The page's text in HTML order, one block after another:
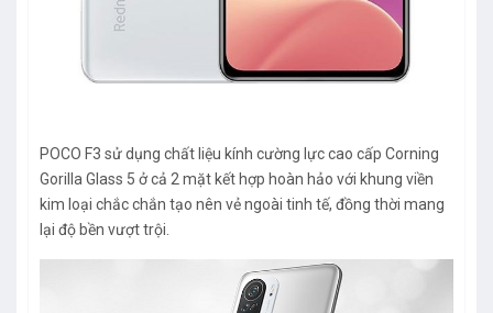
POCO F3 sử dụng chất liệu kính cường lực cao cấp Corning
Gorilla Glass 5 ở cả 2 mặt kết hợp hoàn hảo với khung viền
kim loại chắc chắn tạo nên vẻ ngoài tinh tế, đồng thời mang
lại độ bền vượt trội.